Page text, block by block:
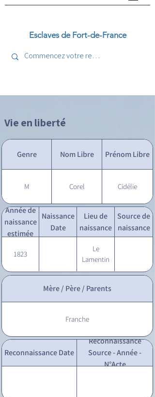
Esclaves de Fort-de-France
Vie en liberté
Genre Nom Libre Prénom Libre
M Corel Cidélie
Année de
naissance
estimée
Naissance
Date
Lieu de
naissance
Source de
naissance
1823
Le
Lamentin
Mère / Père / Parents
Franche
Reconnaissance Date
Reconnaissance
Source - Année -
N°Acte